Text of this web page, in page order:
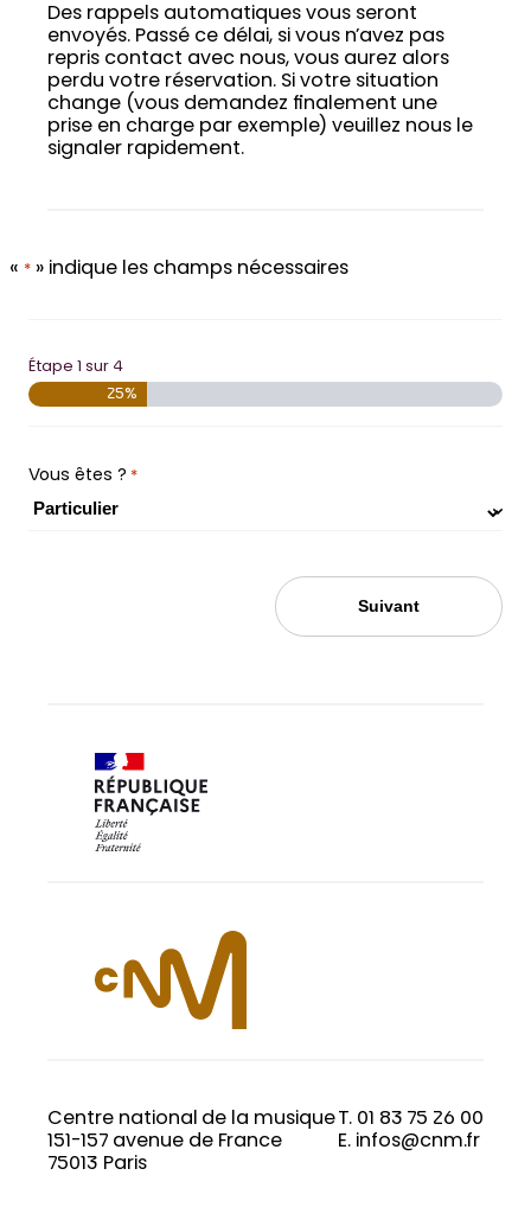
Des rappels automatiques vous seront
envoyés. Passé ce délai, si vous n’avez pas
repris contact avec nous, vous aurez alors
perdu votre réservation. Si votre situation
change (vous demandez finalement une
prise en charge par exemple) veuillez nous le
signaler rapidement.
« * » indique les champs nécessaires
Étape 1 sur 4
25%
Vous êtes ? *
Centre national de la musique
151-157 avenue de France
75013 Paris
T. 01 83 75 26 00
E. infos@cnm.fr